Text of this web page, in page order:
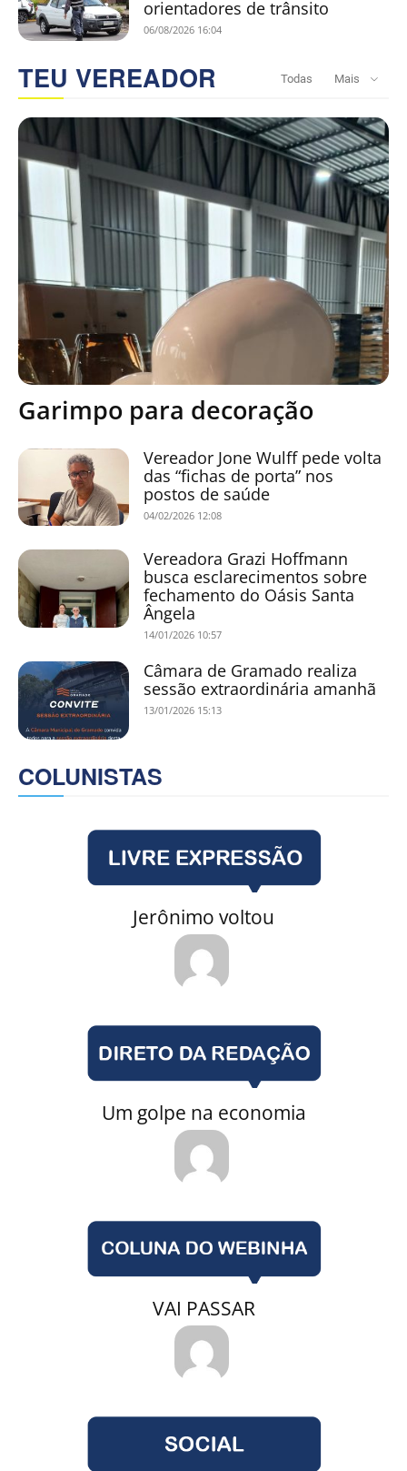
orientadores de trânsito
06/08/2026 16:04
TEU VEREADOR Todas Mais
Garimpo para decoração
Vereador Jone Wulff pede volta
das “fichas de porta” nos
postos de saúde
04/02/2026 12:08
Vereadora Grazi Hoffmann
busca esclarecimentos sobre
fechamento do Oásis Santa
Ângela
14/01/2026 10:57
Câmara de Gramado realiza
sessão extraordinária amanhã
13/01/2026 15:13
COLUNISTAS
Jerônimo voltou
Um golpe na economia
VAI PASSAR